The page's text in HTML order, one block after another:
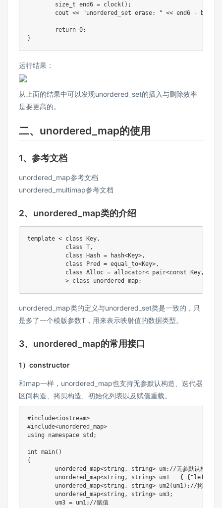
	size_t end6
= clock( ) ;
	cout
<< "unordered_set erase: " << end6 -
return 0;
}
运行结果：
从上面的结果中可以发现unordered_set的插入与删除效率
是要更高的。
二、unordered_map的使用
1、参考文档
unordered_map参考⽂档
unordered_multimap参考文档
2、unordered_map类的介绍
template < class Key,
class T,
class Hash = hash<Key>,
class
Pred = equal_to<Key>,
class Alloc = allocator< pair<const Key,
> class unordered_map;
unordered_map类的定义与unordered_set类是一致的，只
是多了一个模版参数T，用来表示映射值的数据类型。
3、unordered_map的常用接口
1）constructor
和map一样，unordered_map也支持⽆参默认构造、迭代器
区间构造、拷贝构造、初始化列表以及赋值重载。
#include<iostream>
#include<unordered_map>
using
namespace std ;
int main( )
{
	unordered_map
<string , string> um; //无参默认构造
	unordered_map
<string , string> um1 = { { "left"
	unordered_map
<string , string> um2( um1) ; //拷贝构造
	unordered_map
<string , string> um3;
	um3
= um1; //赋值